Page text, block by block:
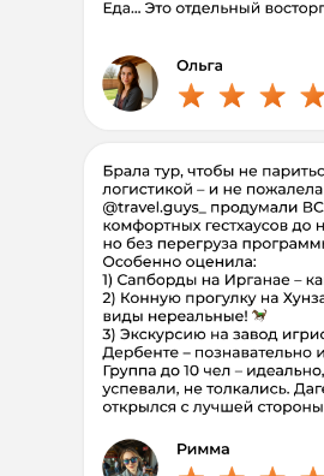
Я еду 1
Выбери
удобный
формат
поездки